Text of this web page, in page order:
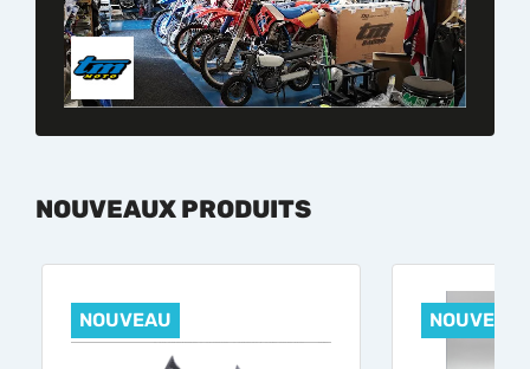
NOUVEAUX PRODUITS
NOUVEAU NOUVEAU